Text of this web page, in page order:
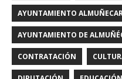
AYUNTAMIENTO
AYUNTAMIENTO DE
CONTRATACIÓN